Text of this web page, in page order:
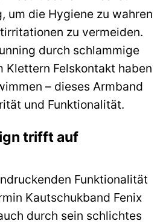
um die Hygiene zu wahren
zu vermeiden.
durch schlammige
Klettern Felskontakt haben
– dieses Armband
und Funktionalität.
trifft auf
Funktionalität
Kautschukband Fenix
durch sein schlichtes